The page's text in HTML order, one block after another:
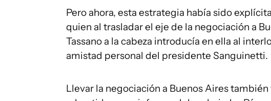
Pero ahora, esta estrategia había sido
quien al trasladar el eje de la negociación a
Tassano a la cabeza introducía en ella al
amistad personal del presidente Sanguinetti.
Llevar la negociación a Buenos Aires